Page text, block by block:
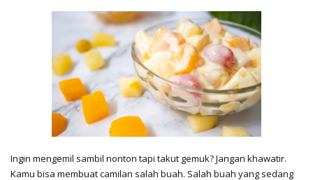
Ingin mengemil sambil nonton tapi takut gemuk? Jangan khawatir.
Kamu bisa membuat camilan salah buah. Salah buah yang sedang